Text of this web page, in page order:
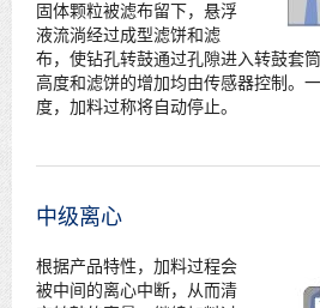
固体颗粒被滤布留下，悬浮
液流淌经过成型滤饼和滤
布，使钻孔转鼓通过孔隙进入转鼓套
高度和滤饼的增加均由传感器控制。
度，加料过称将自动停止。
中级离心
根据产品特性，加料过程会
被中间的离心中断，从而清